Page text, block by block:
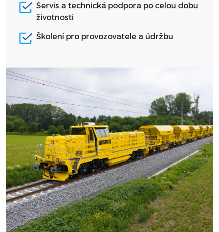
Servis a technická podpora po celou dobu
životnosti
Školení pro provozovatele a údržbu